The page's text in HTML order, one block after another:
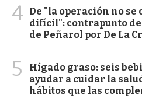
4 De "la operación no se
difícil": contrapunto
de Peñarol por De La
5
Hígado graso: seis
ayudar a cuidar la
hábitos que las